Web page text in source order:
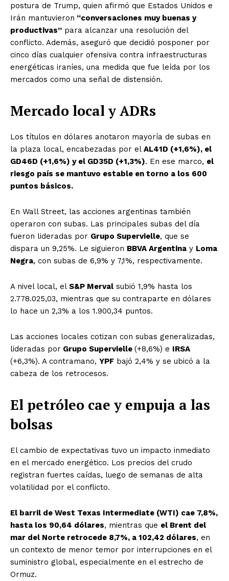
postura de Trump, quien afirmó que Estados Unidos e
Irán mantuvieron “conversaciones muy buenas y
productivas” para alcanzar una resolución del
conflicto. Además, aseguró que decidió posponer por
cinco días cualquier ofensiva contra infraestructuras
energéticas iraníes, una medida que fue leída por los
mercados como una señal de distensión.
Mercado local y ADRs
Los títulos en dólares anotaron mayoría de subas en
la plaza local, encabezadas por el AL41D (+1,6%), el
GD46D (+1,6%) y el GD35D (+1,3%). En ese marco, el
riesgo país se mantuvo estable en torno a los 600
puntos básicos.
En Wall Street, las acciones argentinas también
operaron con subas. Las principales subas del día
fueron lideradas por Grupo Supervielle, que se
dispara un 9,25%. Le siguieron BBVA Argentina y Loma
Negra, con subas de 6,9% y 7,1%, respectivamente.
A nivel local, el S&P Merval subió 1,9% hasta los
2.778.025,03, mientras que su contraparte en dólares
lo hace un 2,3% a los 1.900,34 puntos.
Las acciones locales cotizan con subas generalizadas,
lideradas por Grupo Supervielle (+8,6%) e IRSA
(+6,3%). A contramano, YPF bajó 2,4% y se ubicó a la
cabeza de los retrocesos.
El petróleo cae y empuja a las
bolsas
El cambio de expectativas tuvo un impacto inmediato
en el mercado energético. Los precios del crudo
registran fuertes caídas, luego de semanas de alta
volatilidad por el conflicto.
El barril de West Texas Intermediate (WTI) cae 7,8%,
hasta los 90,64 dólares, mientras que el Brent del
mar del Norte retrocede 8,7%, a 102,42 dólares, en
un contexto de menor temor por interrupciones en el
suministro global, especialmente en el estrecho de
Ormuz.